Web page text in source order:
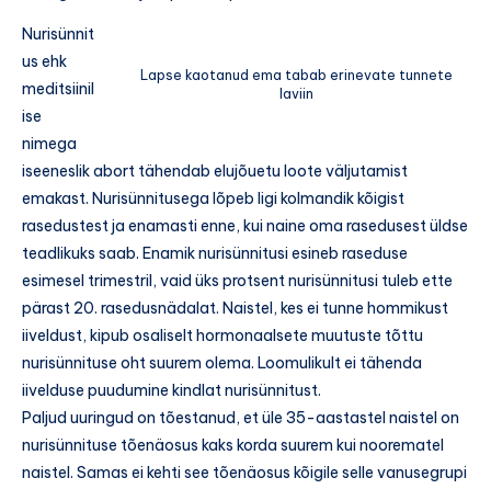
Lapse kaotanud ema tabab erinevate tunnete
laviin
Nurisünnit
us ehk
meditsiinil
ise
nimega
iseeneslik abort tähendab elujõuetu loote väljutamist
emakast. Nurisünnitusega lõpeb ligi kolmandik kõigist
rasedustest ja enamasti enne, kui naine oma rasedusest üldse
teadlikuks saab. Enamik nurisünnitusi esineb raseduse
esimesel trimestril, vaid üks protsent nurisünnitusi tuleb ette
pärast 20. rasedusnädalat. Naistel, kes ei tunne hommikust
iiveldust, kipub osaliselt hormonaalsete muutuste tõttu
nurisünnituse oht suurem olema. Loomulikult ei tähenda
iivelduse puudumine kindlat nurisünnitust.
Paljud uuringud on tõestanud, et üle 35-aastastel naistel on
nurisünnituse tõenäosus kaks korda suurem kui noorematel
naistel. Samas ei kehti see tõenäosus kõigile selle vanusegrupi